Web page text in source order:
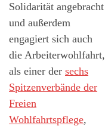
Solidarität angebracht
und außerdem
engagiert sich auch
die Arbeiterwohlfahrt,
als einer der sechs
Spitzenverbände der
Freien
Wohlfahrtspflege,